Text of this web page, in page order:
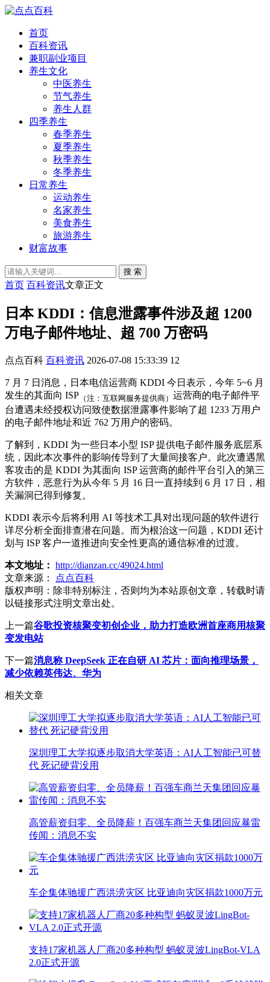
首页
百科资讯
兼职副业项目
养生文化
中医养生
节气养生
养生人群
四季养生
春季养生
夏季养生
秋季养生
冬季养生
日常养生
运动养生
名家养生
美食养生
旅游养生
财富故事
搜 索
首页 百科资讯文章正文
日本 KDDI：信息泄露事件涉及超 1200
万电子邮件地址、超 700 万密码
点点百科 百科资讯 2026-07-08 15:33:39 12
7 月 7 日消息，日本电信运营商 KDDI 今日表示，今年 5~6 月
发生的其面向 ISP （注：互联网服务提供商） 运营商的电子邮件平
台遭遇未经授权访问致使数据泄露事件影响了超 1233 万用户
的电子邮件地址和近 762 万用户的密码。
了解到，KDDI 为一些日本小型 ISP 提供电子邮件服务底层系
统，因此本次事件的影响传导到了大量间接客户。此次遭遇黑
客攻击的是 KDDI 为其面向 ISP 运营商的邮件平台引入的第三
方软件，恶意行为从今年 5 月 16 日一直持续到 6 月 17 日，相
关漏洞已得到修复。
KDDI 表示今后将利用 AI 等技术工具对出现问题的软件进行
详尽分析全面排查潜在问题。而为根治这一问题，KDDI 还计
划与 ISP 客户一道推进向安全性更高的通信标准的过渡。
本文地址： http://dianzan.cc/49024.html
文章来源：
点点百科
版权声明： 除非特别标注，否则均为本站原创文章，转载时请
以链接形式注明文章出处。
上一篇谷歌投资核聚变初创企业，助力打造欧洲首座商用核聚
变发电站
下一篇消息称 DeepSeek 正在自研 AI 芯片：面向推理场景，
减少依赖英伟达、华为
相关文章
深圳理工大学拟逐步取消大学英语：AI人工智能已可替
代 死记硬背没用
高管薪资归零、全员降薪！百强车商兰天集团回应暴雷
传闻：消息不实
车企集体驰援广西洪涝灾区 比亚迪向灾区捐款1000万元
支持17家机器人厂商20多种构型 蚂蚁灵波LingBot-VLA
2.0正式开源